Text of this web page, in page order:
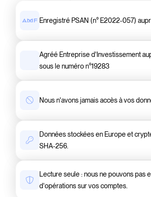
Enregistré PSAN (n° E2022-057)
Agréé Entreprise d'Investissement
sous le numéro n°19283
Nous n'avons jamais accès à vos
Données stockées en Europe et
SHA-256.
Lecture seule : nous ne pouvons pas
d'opérations sur vos comptes.